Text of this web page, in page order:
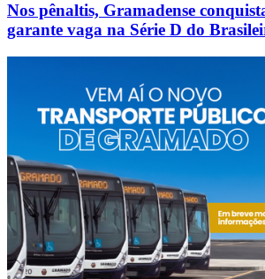
Nos pênaltis, Gramadense
garante vaga na Série D do